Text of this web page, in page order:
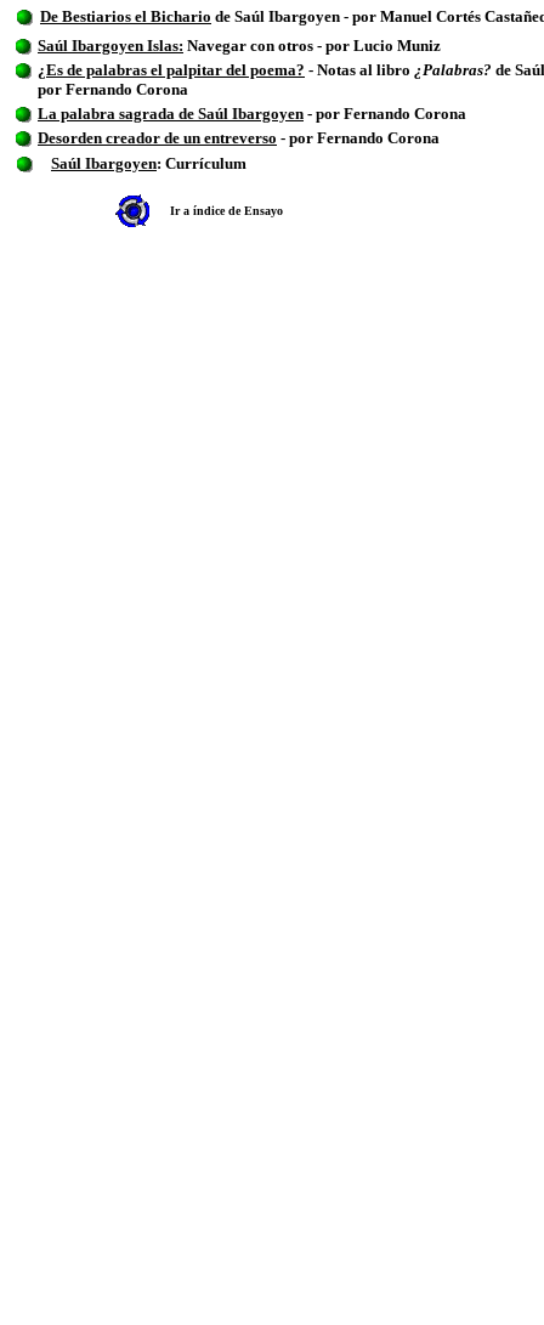
De Bestiarios el Bichario de Saúl Ibargoyen - por Manuel Cortés
Saúl Ibargoyen Islas: Navegar con otros - por Lucio Muniz
¿Es de palabras el palpitar del poema? - Notas al libro ¿Palabras? de
por Fernando Corona
La palabra sagrada de Saúl Ibargoyen - por Fernando Corona
Desorden creador de un entreverso - por Fernando Corona
Saúl Ibargoyen: Currículum
Ir a índice de Ensayo